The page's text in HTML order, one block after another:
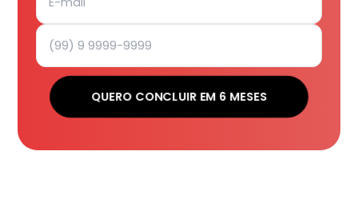
QUERO CONCLUIR EM 6 MESES